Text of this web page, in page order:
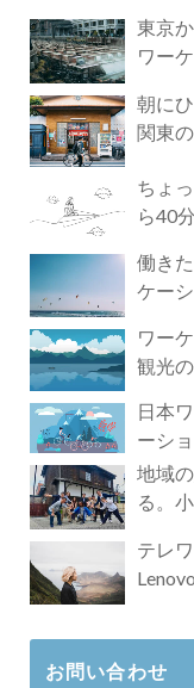
東京
ワー
朝に
関東
ちょ
ら40
働き
ケー
ワー
観光
日本
ーシ
地域
る。
テレ
お問い合わせ